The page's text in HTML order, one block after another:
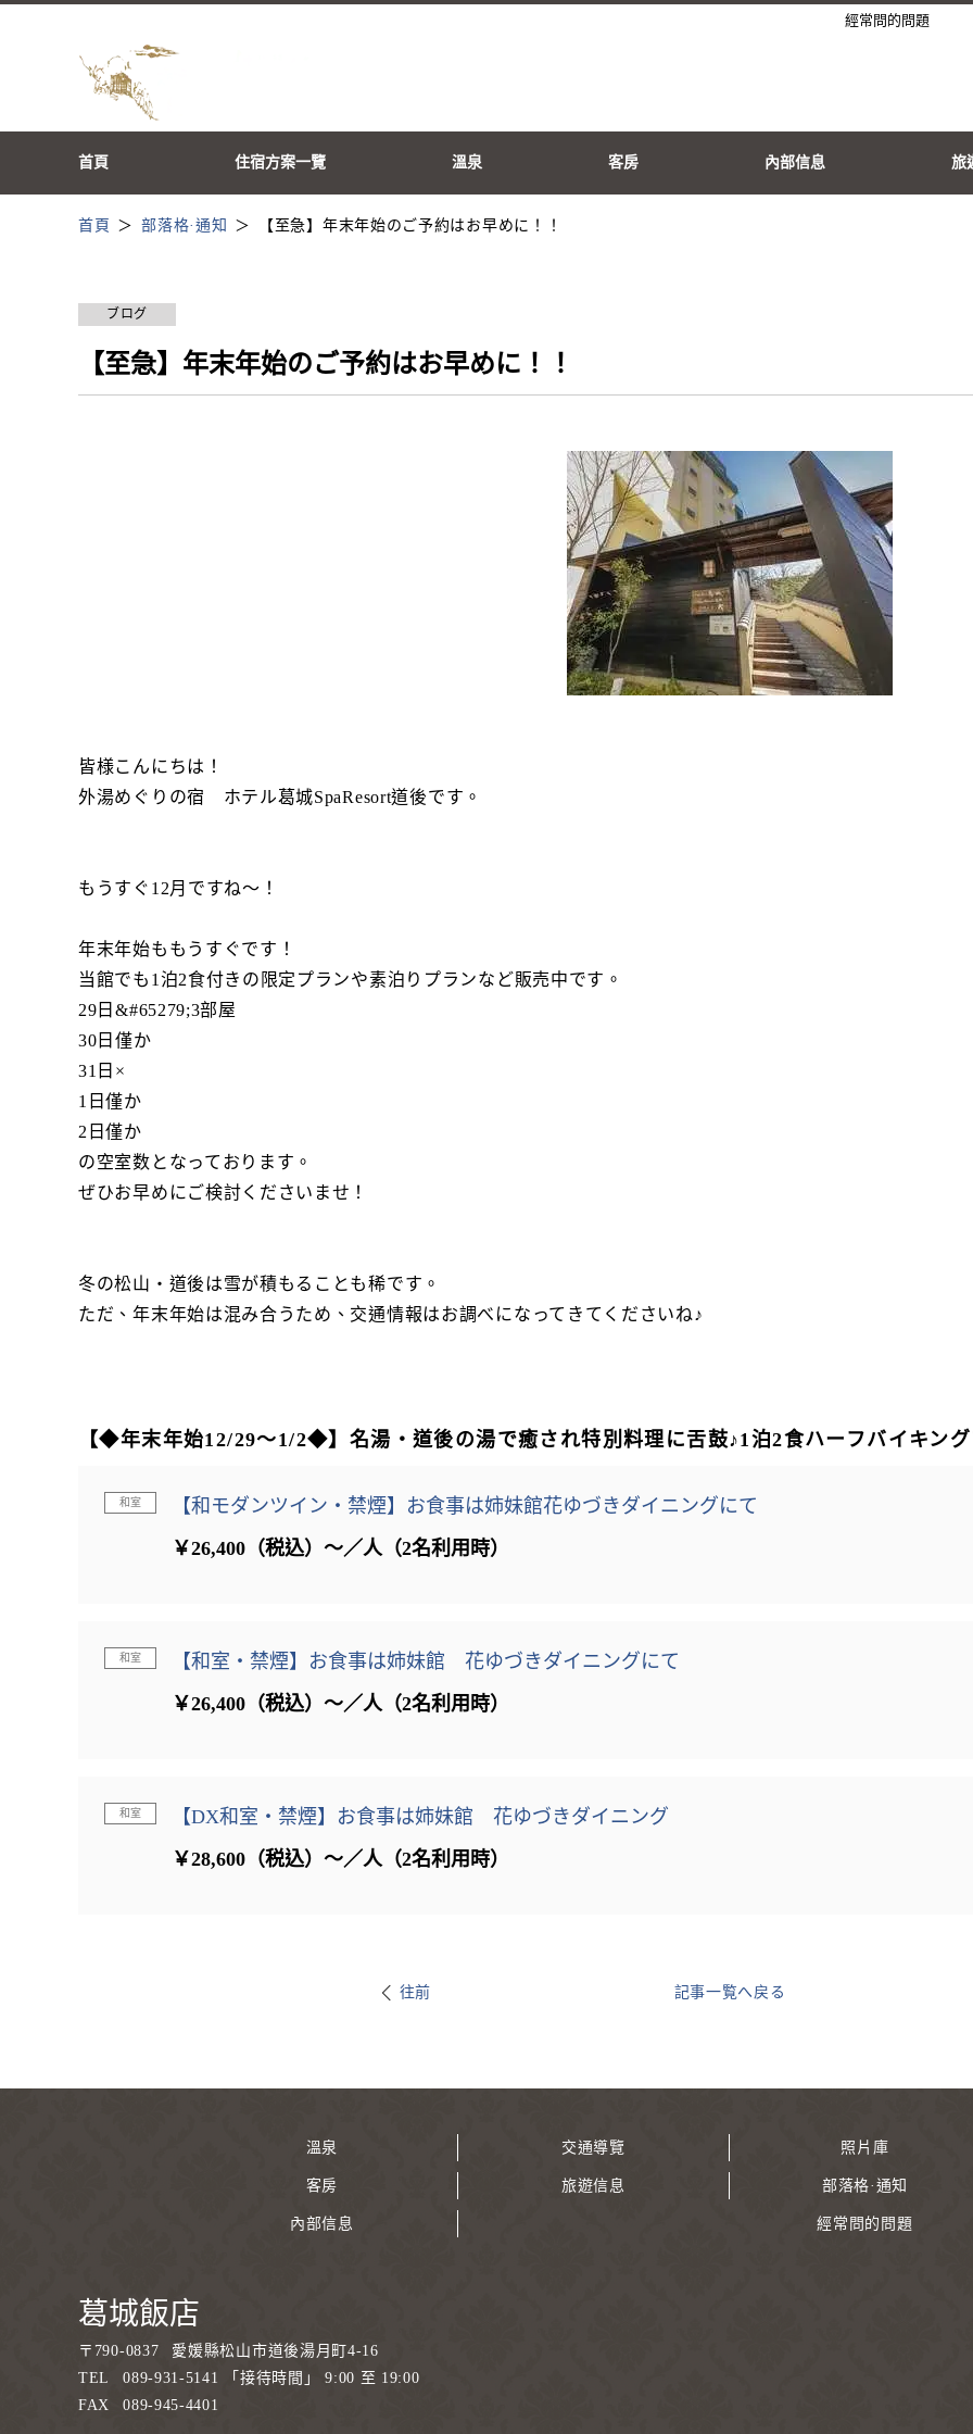
經常問的問題
首頁 住宿方案一覽 溫泉 客房 內部信息 旅
首頁 部落格·通知 【至急】年末年始のご予約はお早めに！！
ブログ
【至急】年末年始のご予約はお早めに！！
皆様こんにちは！
外湯めぐりの宿 ホテル葛城SpaResort道後です。
もうすぐ12月ですね～！
年末年始ももうすぐです！
当館でも1泊2食付きの限定プランや素泊りプランなど販売中です。
29日&#65279;3部屋
30日僅か
31日×
1日僅か
2日僅か
の空室数となっております。
ぜひお早めにご検討くださいませ！
冬の松山・道後は雪が積もることも稀です。
ただ、年末年始は混み合うため、交通情報はお調べになってきてくださいね♪
【◆年末年始12/29～1/2◆】名湯・道後の湯で癒され特別料理に舌鼓♪1泊2食ハーフバイキング
和室
【和モダンツイン・禁煙】お食事は姉妹館花ゆづきダイニングにて
￥26,400（税込）～／人（2名利用時）
和室
【和室・禁煙】お食事は姉妹館 花ゆづきダイニングにて
￥26,400（税込）～／人（2名利用時）
和室
【DX和室・禁煙】お食事は姉妹館 花ゆづきダイニング
￥28,600（税込）～／人（2名利用時）
往前 記事一覧へ戻る
溫泉
客房
內部信息
交通導覽
旅遊信息
照片庫
部落格·通知
經常問的問題
葛城飯店
〒 790-0837
愛媛縣松山市道後湯月町4-16
TEL
089-931-5141 「接待時間」 9:00 至 19:00
FAX
089-945-4401